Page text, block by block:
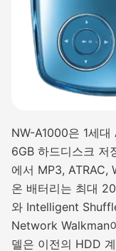
NW-A1000은 1세
6GB 하드디스크 저
에서 MP3, ATRAC,
온 배터리는 최대
와 Intelligent
Network Walkman
델은 이전의 HDD